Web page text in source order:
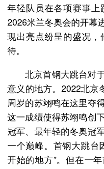
年轻队员在各项赛事
2026米兰冬奥会的开幕
现出亮点纷呈的盛况
待。
北京首钢大跳台对
意义的地方。2022北京
周岁的苏翊鸣在这里夺
这一成绩使得苏翊鸣创
冠军、最年轻的冬奥冠
一个巅峰。首钢大跳台
开始的地方”。但在一